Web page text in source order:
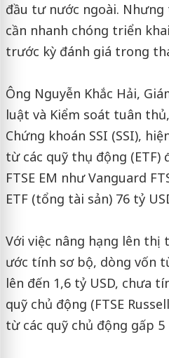
đầu tư nước ngoài.
cần nhanh chóng triển
trước kỳ đánh giá trong
Ông Nguyễn Khắc Hải,
luật và Kiểm soát tuân
Chứng khoán SSI (SSI),
từ các quỹ thụ động (ETF)
FTSE EM như Vanguard
ETF (tổng tài sản) 76 tỷ
Với việc nâng hạng lên
ước tính sơ bộ, dòng vốn
lên đến 1,6 tỷ USD, chưa
quỹ chủ động (FTSE
từ các quỹ chủ động gấp 5